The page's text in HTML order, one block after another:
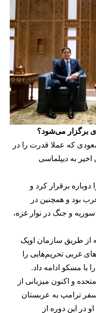
برگزار می‌شود؟
که عملا قدرت را در
به دیپلماسی
دوباره برقرار کرد و
بود و همچنین در
و جنگ در نوار غزه،
از طریق سازمان اوپک
غربی تحریم‌هایی را
با مسکو ادامه داد.
و اکنون میزبانی از
سفر ترامپ به عربستان
در این دوره از